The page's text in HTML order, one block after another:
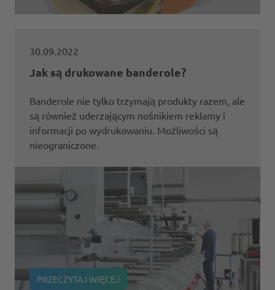
30.09.2022
Jak są drukowane banderole?
Banderole nie tylko trzymają produkty razem, ale
są również uderzającym nośnikiem reklamy i
informacji po wydrukowaniu. Możliwości są
nieograniczone.
PRZECZYTAJ WIĘCEJ